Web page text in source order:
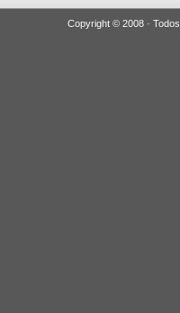
Copyright © 2008 ·